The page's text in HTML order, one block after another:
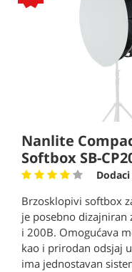
Nanlite
Softbox SB-
Brzosklopivi softbox
je posebno dizajniran
i 200B. Omogućava
kao i prirodan odsjaj
ima jednostavan